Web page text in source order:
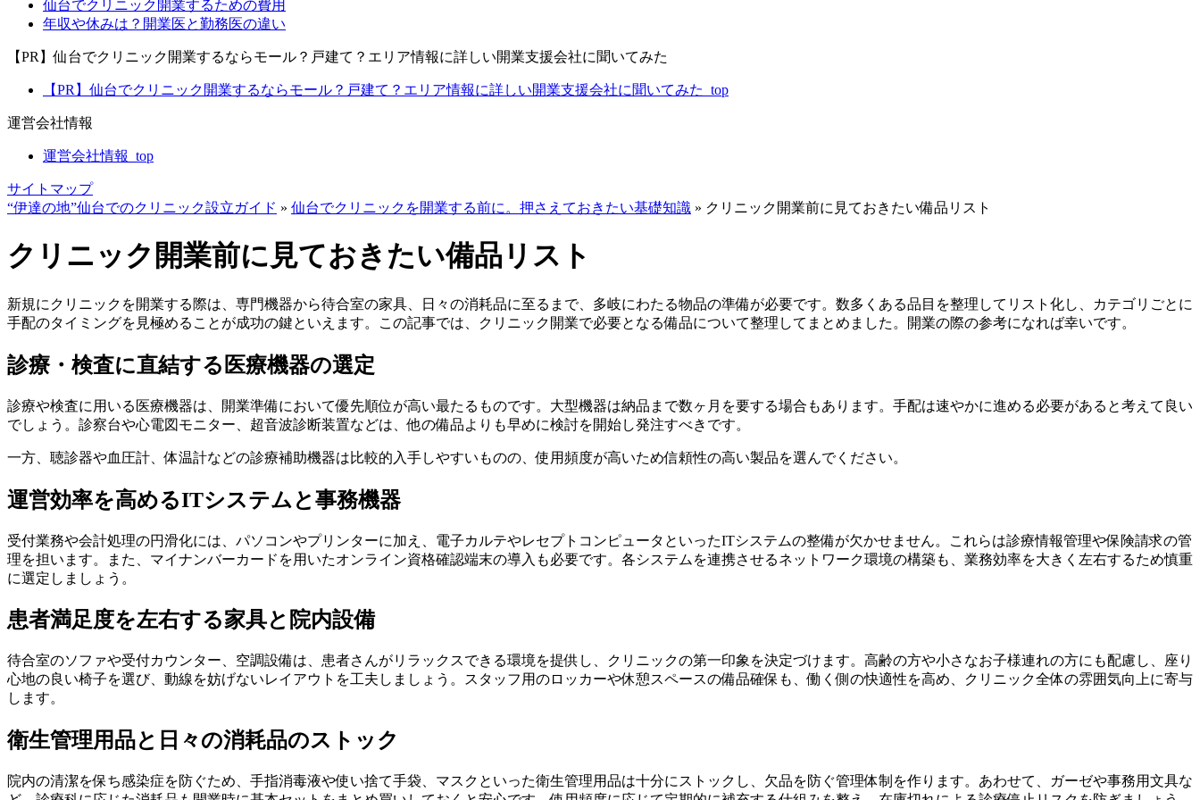
仙台でクリニック開業するための費用
年収や休みは？開業医と勤務医の違い
【PR】仙台でクリニック開業するならモール？戸建て？エリア情報に詳しい開業支援会社に聞いてみた
【PR】仙台でクリニック開業するならモール？戸建て？エリア情報に詳しい開業支援会社に聞いてみた_top
運営会社情報
運営会社情報_top
サイトマップ
“伊達の地”仙台でのクリニック設立ガイド » 仙台でクリニックを開業する前に。押さえておきたい基礎知識 » クリニック開業前に見ておきたい備品リスト
クリニック開業前に見ておきたい備品リスト
新規にクリニックを開業する際は、専門機器から待合室の家具、日々の消耗品に至るまで、多岐にわたる物品の準備が必要です。数多くある品目を整理してリスト化し、カテゴリごとに
手配のタイミングを見極めることが成功の鍵といえます。この記事では、クリニック開業で必要となる備品について整理してまとめました。開業の際の参考になれば幸いです。
診療・検査に直結する医療機器の選定
診療や検査に用いる医療機器は、開業準備において優先順位が高い最たるものです。大型機器は納品まで数ヶ月を要する場合もあります。手配は速やかに進める必要があると考えて良い
でしょう。診察台や心電図モニター、超音波診断装置などは、他の備品よりも早めに検討を開始し発注すべきです。
一方、聴診器や血圧計、体温計などの診療補助機器は比較的入手しやすいものの、使用頻度が高いため信頼性の高い製品を選んでください。
運営効率を高めるITシステムと事務機器
受付業務や会計処理の円滑化には、パソコンやプリンターに加え、電子カルテやレセプトコンピュータといったITシステムの整備が欠かせません。これらは診療情報管理や保険請求の管
理を担います。また、マイナンバーカードを用いたオンライン資格確認端末の導入も必要です。各システムを連携させるネットワーク環境の構築も、業務効率を大きく左右するため慎重
に選定しましょう。
患者満足度を左右する家具と院内設備
待合室のソファや受付カウンター、空調設備は、患者さんがリラックスできる環境を提供し、クリニックの第一印象を決定づけます。高齢の方や小さなお子様連れの方にも配慮し、座り
心地の良い椅子を選び、動線を妨げないレイアウトを工夫しましょう。スタッフ用のロッカーや休憩スペースの備品確保も、働く側の快適性を高め、クリニック全体の雰囲気向上に寄与
します。
衛生管理用品と日々の消耗品のストック
院内の清潔を保ち感染症を防ぐため、手指消毒液や使い捨て手袋、マスクといった衛生管理用品は十分にストックし、欠品を防ぐ管理体制を作ります。あわせて、ガーゼや事務用文具な